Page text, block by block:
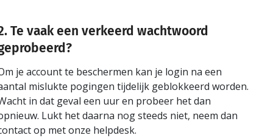
Te vaak een verkeerd wachtwoord
je account te beschermen kan je login na een
mislukte pogingen tijdelijk geblokkeerd worden.
in dat geval een uur en probeer het dan
Lukt het daarna nog steeds niet, neem dan
op met onze helpdesk.